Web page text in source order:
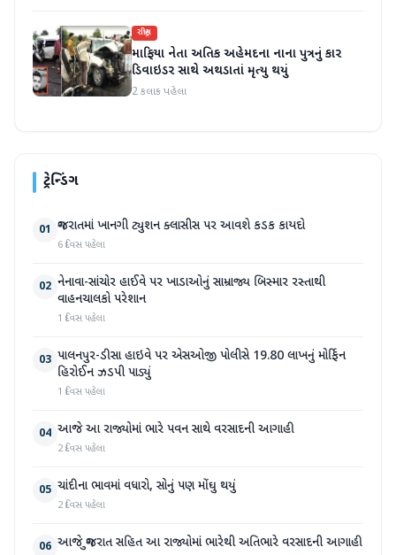
રાષ્ટ્રીય
માફિયા નેતા અતિક અહેમદના નાના પુત્રનું કાર
ડિવાઇડર સાથે અથડાતાં મૃત્યુ થયું
2 કલાક પહેલા
ટ્રેન્ડિંગ
01 ગુજરાતમાં ખાનગી ટ્યુશન ક્લાસીસ પર આવશે કડક કાયદો
6 દિવસ પહેલા
02 નેનાવા-સાંચોર હાઈવે પર ખાડાઓનું સામ્રાજ્ય બિસ્માર રસ્તાથી
વાહનચાલકો પરેશાન
1 દિવસ પહેલા
03 પાલનપુર-ડીસા હાઇવે પર એસઓજી પોલીસે 19.80 લાખનું મોર્ફિન
હિરોઈન ઝડપી પાડ્યું
1 દિવસ પહેલા
04 આજે આ રાજ્યોમાં ભારે પવન સાથે વરસાદની આગાહી
2 દિવસ પહેલા
05 ચાંદીના ભાવમાં વધારો, સોનું પણ મોંઘુ થયું
2 દિવસ પહેલા
06 આજે ગુજરાત સહિત આ રાજ્યોમાં ભારેથી અતિભારે વરસાદની આગાહી